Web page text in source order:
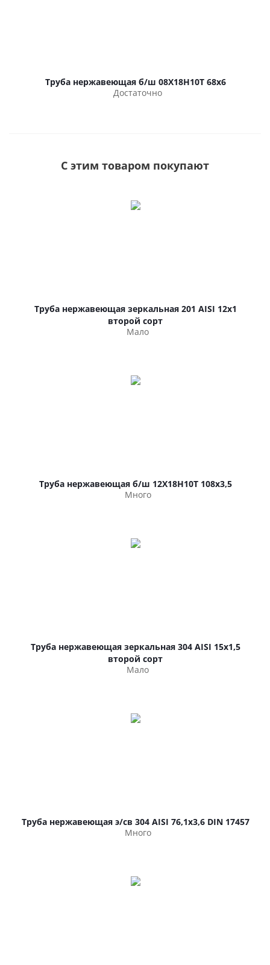
Труба нержавеющая б/ш 08Х18Н10Т 68х6
Достаточно
С этим товаром покупают
Труба нержавеющая зеркальная 201 AISI 12х1
второй сорт
Мало
Труба нержавеющая б/ш 12Х18Н10Т 108х3,5
Много
Труба нержавеющая зеркальная 304 AISI 15х1,5
второй сорт
Мало
Труба нержавеющая э/св 304 AISI 76,1х3,6 DIN 17457
Много